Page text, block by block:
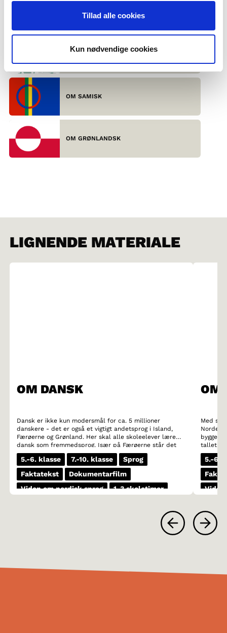
Tillad alle cookies
Kun nødvendige cookies
DE SKANDINAVISKE SPROG – UDEFRA
OM SAMISK
OM GRØNLANDSK
LIGNENDE MATERIALE
OM DANSK
Dansk er ikke kun modersmål for ca. 5 millioner
danskere - det er også et vigtigt andetsprog i Island,
Færøerne og Grønland. Her skal alle skoleelever lære
dansk som fremmedsprog. Især på Færøerne står det
danske sprog stærkt. Dansk er desuden et vigtigt
minoritetssprog i det nordlige Tyskland.
5.-6. klasse 7.-10. klasse
Sprog
Faktatekst
Dokumentarfilm
Viden om nordisk sprog
1-3 skoletimer
OM
Med
Norden.
bygger
tallet.
om
let at
mens
istedet
5.-6.
Viden